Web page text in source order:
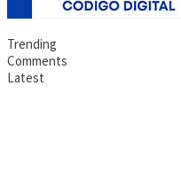
Trending
Comments
Latest